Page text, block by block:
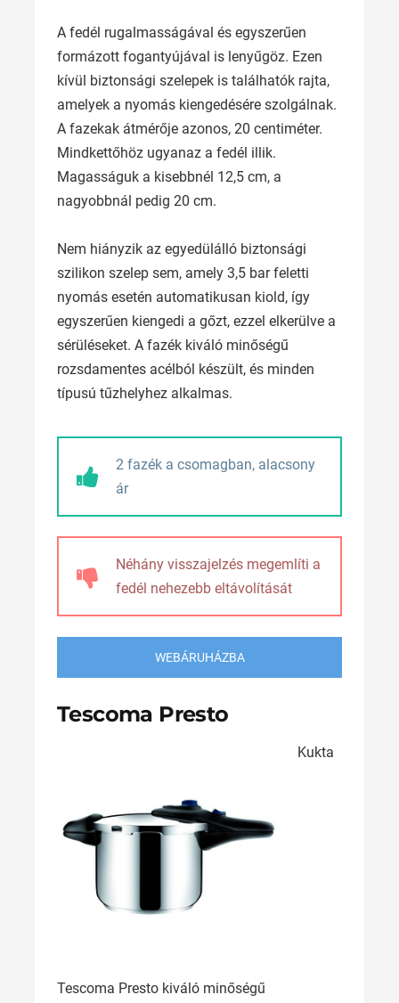
A fedél rugalmasságával és egyszerűen
formázott fogantyújával is lenyűgöz. Ezen
kívül biztonsági szelepek is találhatók rajta,
amelyek a nyomás kiengedésére szolgálnak.
A fazekak átmérője azonos, 20 centiméter.
Mindkettőhöz ugyanaz a fedél illik.
Magasságuk a kisebbnél 12,5 cm, a
nagyobbnál pedig 20 cm.
Nem hiányzik az egyedülálló biztonsági
szilikon szelep sem, amely 3,5 bar feletti
nyomás esetén automatikusan kiold, így
egyszerűen kiengedi a gőzt, ezzel elkerülve a
sérüléseket. A fazék kiváló minőségű
rozsdamentes acélból készült, és minden
típusú tűzhelyhez alkalmas.
2 fazék a csomagban, alacsony
ár
Néhány visszajelzés megemlíti a
fedél nehezebb eltávolítását
WEBÁRUHÁZBA
Tescoma Presto
Kukta
Tescoma Presto kiváló minőségű